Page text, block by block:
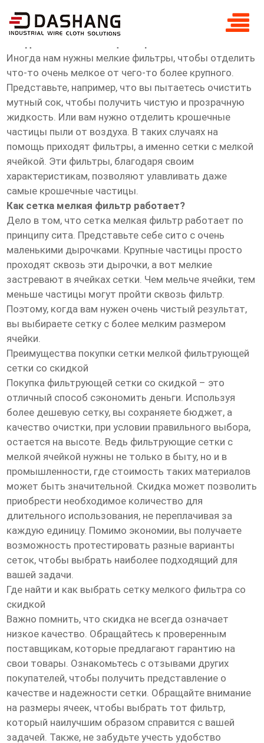
скидка сетка мелкая фильтр
Иногда нам нужны мелкие фильтры, чтобы отделить
что-то очень мелкое от чего-то более крупного.
Представьте, например, что вы пытаетесь очистить
мутный сок, чтобы получить чистую и прозрачную
жидкость. Или вам нужно отделить крошечные
частицы пыли от воздуха. В таких случаях на
помощь приходят фильтры, а именно сетки с мелкой
ячейкой. Эти фильтры, благодаря своим
характеристикам, позволяют улавливать даже
самые крошечные частицы.
Как сетка мелкая фильтр работает?
Дело в том, что сетка мелкая фильтр работает по
принципу сита. Представьте себе сито с очень
маленькими дырочками. Крупные частицы просто
проходят сквозь эти дырочки, а вот мелкие
застревают в ячейках сетки. Чем мельче ячейки, тем
меньше частицы могут пройти сквозь фильтр.
Поэтому, когда вам нужен очень чистый результат,
вы выбираете сетку с более мелким размером
ячейки.
Преимущества покупки сетки мелкой фильтрующей
сетки со скидкой
Покупка фильтрующей сетки со скидкой – это
отличный способ сэкономить деньги. Используя
более дешевую сетку, вы сохраняете бюджет, а
качество очистки, при условии правильного выбора,
остается на высоте. Ведь фильтрующие сетки с
мелкой ячейкой нужны не только в быту, но и в
промышленности, где стоимость таких материалов
может быть значительной. Скидка может позволить
приобрести необходимое количество для
длительного использования, не переплачивая за
каждую единицу. Помимо экономии, вы получаете
возможность протестировать разные варианты
сеток, чтобы выбрать наиболее подходящий для
вашей задачи.
Где найти и как выбрать сетку мелкого фильтра со
скидкой
Важно помнить, что скидка не всегда означает
низкое качество. Обращайтесь к проверенным
поставщикам, которые предлагают гарантию на
свои товары. Ознакомьтесь с отзывами других
покупателей, чтобы получить представление о
качестве и надежности сетки. Обращайте внимание
на размеры ячеек, чтобы выбрать тот фильтр,
который наилучшим образом справится с вашей
задачей. Также, не забудьте учесть удобство